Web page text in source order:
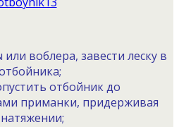
воблера, завести леску в
отбойник до
приманки, придерживая